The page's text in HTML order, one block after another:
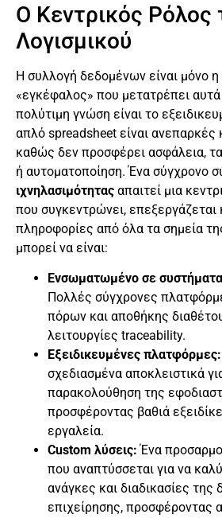
Ο Κεντρικός Ρόλος
Λογισμικού
Η συλλογή δεδομένων είναι μόνο
«εγκέφαλος» που μετατρέπει
πολύτιμη γνώση είναι το
απλό spreadsheet είναι ανεπαρκές
καθώς δεν προσφέρει ασφάλεια,
ή αυτοματοποίηση. Ένα σύγχρονο
ιχνηλασιμότητας απαιτεί μια
που συγκεντρώνει, επεξεργάζεται
πληροφορίες από όλα τα σημεία
μπορεί να είναι:
Ενσωματωμένο σε
Πολλές σύγχρονες
πόρων και αποθήκης
λειτουργίες traceability.
Εξειδικευμένες πλατφόρμες:
σχεδιασμένα αποκλειστικά
παρακολούθηση της
προσφέροντας βαθιά
εργαλεία.
Custom λύσεις: Ένα
που αναπτύσσεται για να
ανάγκες και διαδικασίες της
επιχείρησης, προσφέροντας